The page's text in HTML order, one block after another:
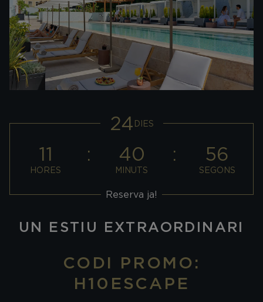
24 DIES
11
HORES
40
MINUTS
56
SEGONS
Reserva ja!
UN ESTIU EXTRAORDINARI
CODI PROMO:
H10ESCAPE